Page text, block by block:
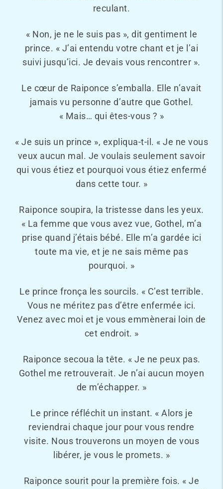
reculant.
« Non, je ne le suis pas », dit gentiment le
prince. « J’ai entendu votre chant et je l’ai
suivi jusqu’ici. Je devais vous rencontrer ».
Le cœur de Raiponce s’emballa. Elle n’avait
jamais vu personne d’autre que Gothel.
« Mais… qui êtes-vous ? »
« Je suis un prince », expliqua-t-il. « Je ne vous
veux aucun mal. Je voulais seulement savoir
qui vous étiez et pourquoi vous étiez enfermé
dans cette tour. »
Raiponce soupira, la tristesse dans les yeux.
« La femme que vous avez vue, Gothel, m’a
prise quand j’étais bébé. Elle m’a gardée ici
toute ma vie, et je ne sais même pas
pourquoi. »
Le prince fronça les sourcils. « C’est terrible.
Vous ne méritez pas d’être enfermée ici.
Venez avec moi et je vous emmènerai loin de
cet endroit. »
Raiponce secoua la tête. « Je ne peux pas.
Gothel me retrouverait. Je n’ai aucun moyen
de m’échapper. »
Le prince réfléchit un instant. « Alors je
reviendrai chaque jour pour vous rendre
visite. Nous trouverons un moyen de vous
libérer, je vous le promets. »
Raiponce sourit pour la première fois. « Je